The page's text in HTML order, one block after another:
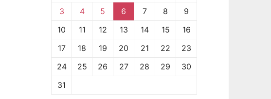
3
4 5 6 7 8
9
10
11 12 13 14 15
16
17
18 19 20 21 22
23
24
25 26 27 28 29
30
31